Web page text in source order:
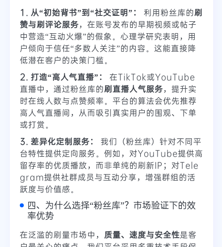
1. 从“初始背书”到“社交证明”：
利用粉丝库的刷
赞与刷评论服务，在账号发布的早期视频或帖子
中营造“互动火爆”的假象。心理学研究表明，用
户倾向于信任“多数人关注”的内容。这能直接降
低潜在客户的决策门槛。
2. 打造“高人气直播”：
在TikTok或YouTube
直播中，通过粉丝库的刷直播人气服务，提升实
时在线人数与点赞频率。平台的算法会优先推荐
高人气直播间，从而吸引真实用户的围观、下单
或打赏。
3. 差异化定制服务：
我们（粉丝库）针对不同平
台特性提供定向服务。例如，对YouTube提供高
留存率的优质播放，而非单纯的刷新IP；对Tele
gram提供社群成员与互动分享，增强群组的活
跃度与价值感。
四、为什么选择“粉丝库”？市场验证下的效
率优势
在泛滥的刷量市场中， 质量、速度与安全性是客